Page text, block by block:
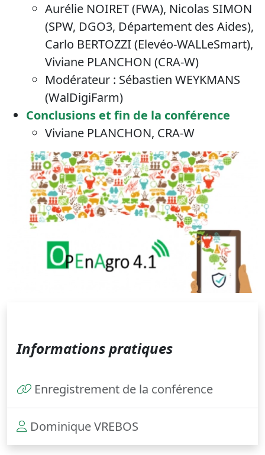
Aurélie NOIRET (FWA), Nicolas SIMON
(SPW, DGO3, Département des Aides),
Carlo BERTOZZI (Elevéo-WALLeSmart),
Viviane PLANCHON (CRA-W)
Modérateur : Sébastien WEYKMANS
(WalDigiFarm)
Conclusions et fin de la conférence
Viviane PLANCHON, CRA-W
Informations pratiques
Enregistrement de la conférence
Dominique VREBOS